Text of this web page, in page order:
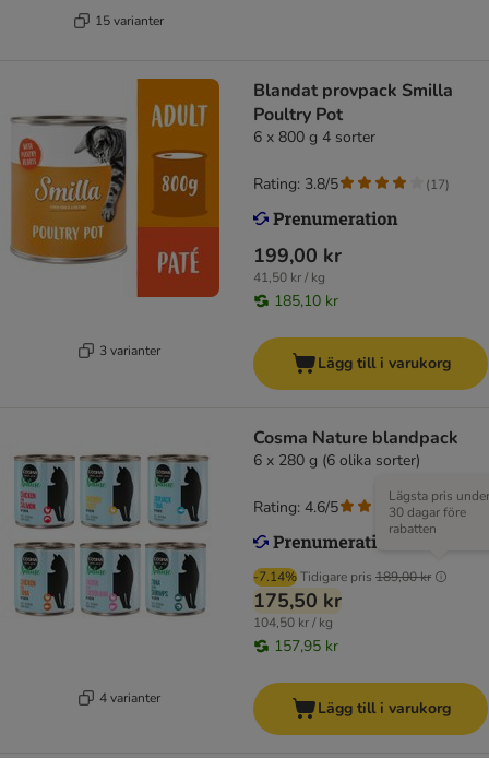
15 varianter
3 varianter
Blandat provpack Smilla
Poultry Pot
6 x 800 g 4 sorter
199,00 kr
41,50 kr / kg
185,10 kr
Rating: 3.8/5 (17)
Lägg till i varukorg
4 varianter
Cosma Nature blandpack
6 x 280 g (6 olika sorter)
-7.14%Tidigare pris 189,00 kr
Lägsta pris under
30 dagar före
rabatten
175,50 kr
104,50 kr / kg
157,95 kr
Rating: 4.6/5 (51)
Lägg till i varukorg